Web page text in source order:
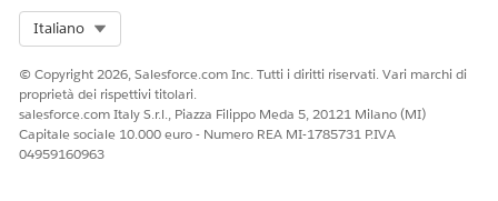
Italiano
© Copyright 2026, Salesforce.com Inc. Tutti i diritti riservati. Vari marchi di
proprietà dei rispettivi titolari.
salesforce.com Italy S.r.l., Piazza Filippo Meda 5, 20121 Milano (MI)
Capitale sociale 10.000 euro - Numero REA MI-1785731 P.IVA
04959160963